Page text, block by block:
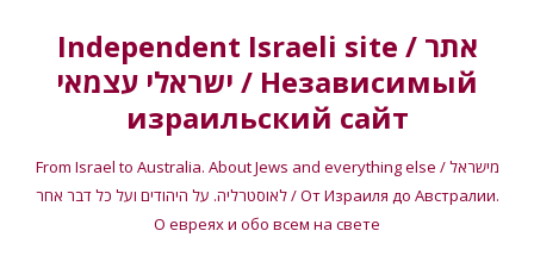
Independent Israeli site / אתר
ישראלי עצמאי / Независимый
израильский сайт
From Israel to Australia. About Jews and everything else / מישראל
לאוסטרליה. על היהודים ועל כל דבר אחר / От Израиля до Австралии.
О евреях и обо всем на свете